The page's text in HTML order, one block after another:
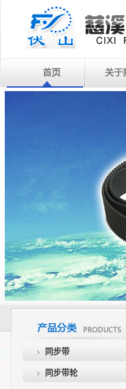
同步带
同步带轮